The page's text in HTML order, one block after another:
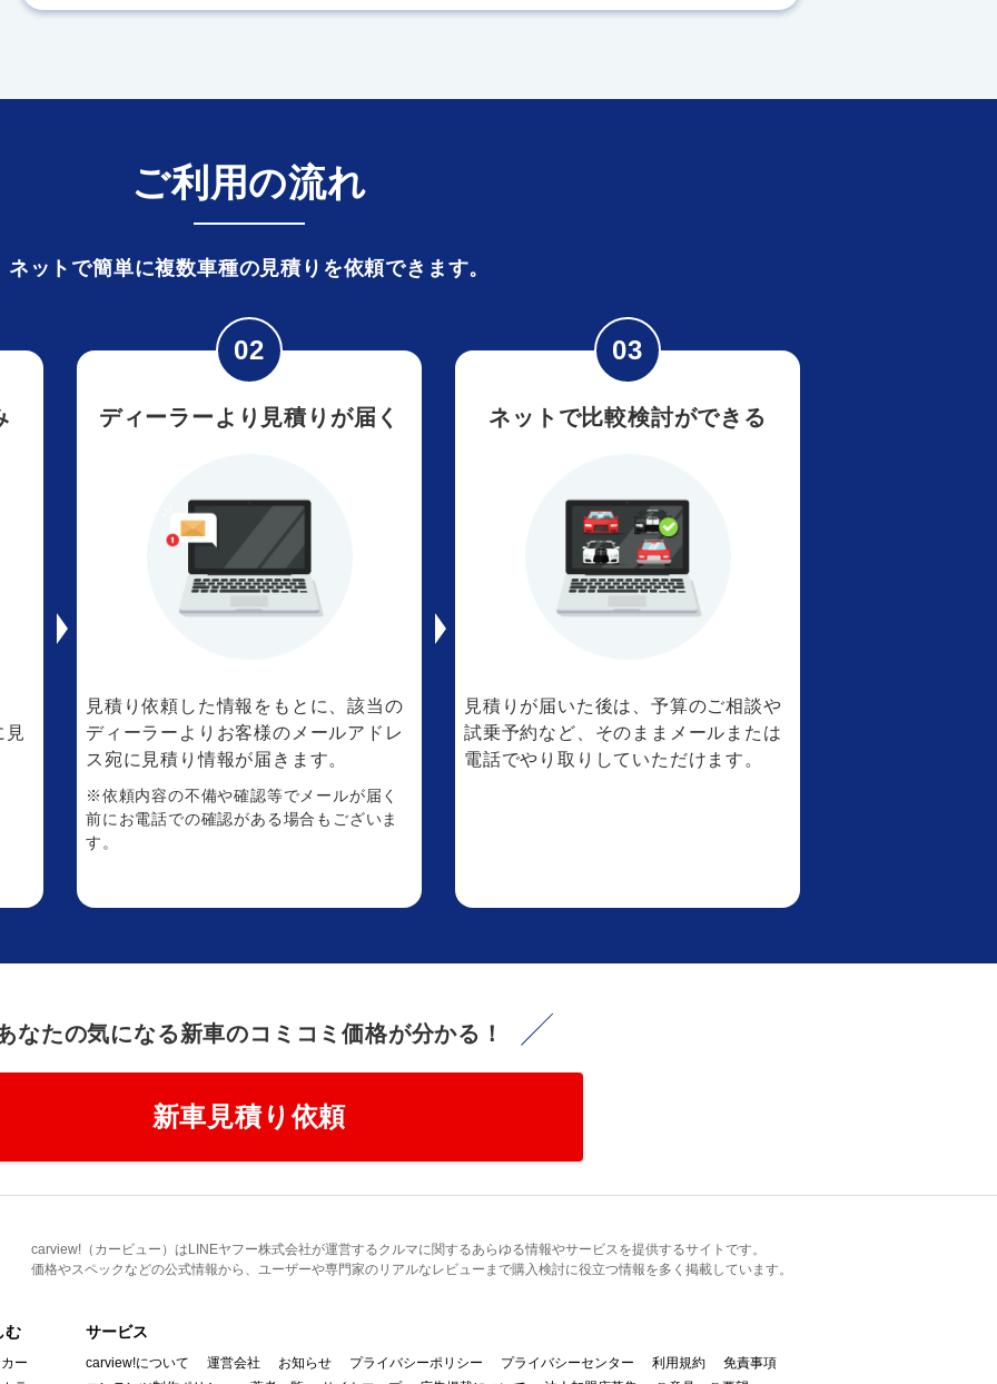
ご利用の流れ
ネットで簡単に複数車種の見積りを依頼できます。
見
ディーラーより見積りが届く
見積り依頼した情報をもとに、該当の
ディーラーよりお客様のメールアドレ
ス宛に見積り情報が届きます。
※依頼内容の不備や確認等でメールが届く
前にお電話での確認がある場合もございま
す。
ネットで比較検討ができる
見積りが届いた後は、予算のご相談や
試乗予約など、そのままメールまたは
電話でやり取りしていただけます。
なたの気になる新車のコミコミ価格が分かる！
新車見積り依頼
carview!（カービュー）はLINEヤフー株式会社が運営するクルマに関するあらゆる情報やサービスを提供するサイトです。
価格やスペックなどの公式情報から、ユーザーや専門家のリアルなレビューまで購入検討に役立つ情報を多く掲載しています。
む
ー
サービス
carview!について 運営会社 お知らせ プライバシーポリシー プライバシーセンター 利用規約
免責事項